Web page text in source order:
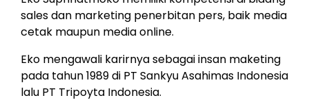
sales dan marketing penerbitan pers, baik media
cetak maupun media online.
Eko mengawali karirnya sebagai insan maketing
pada tahun 1989 di PT Sankyu Asahimas Indonesia
lalu PT Tripoyta Indonesia.